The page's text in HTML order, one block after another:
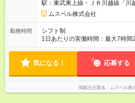
駅：東武東上線・ＪＲ川越線「川
ムスベル株式会社
勤務時間
シフト制
1日あたりの実働時間：最大7時
勤務いただきます。土日祝がお休
休憩80分
気になる！ 応募する
掲載元企業名 ムスベル株